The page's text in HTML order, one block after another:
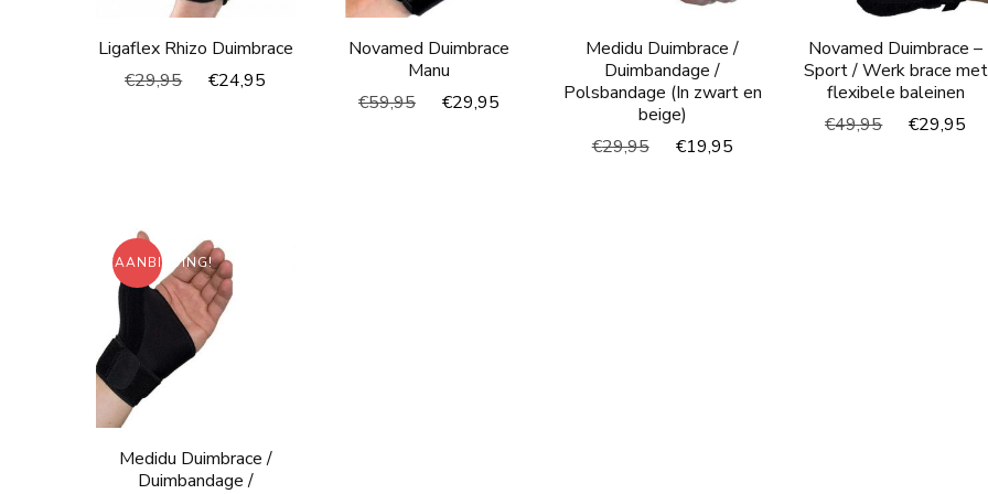
Ligaflex Rhizo Duimbrace
€29,95
Oorspronkelijke
€24,95
Novamed Duimbrace
Manu
€59,95
Oorspronkelijke
€29,95
Huidige
Medidu Duimbrace /
Duimbandage /
Polsbandage (In zwart en
beige)
€29,95
Oorspronkelijke
€19,95
Novamed Duimbrace –
Sport / Werk brace met
flexibele baleinen
€49,95 €29,95
AANBIEDING!
Medidu Duimbrace /
Duimbandage /